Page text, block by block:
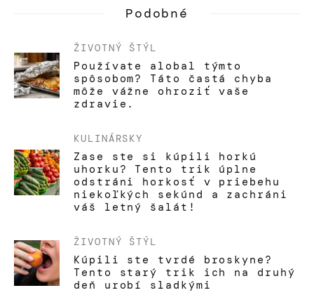
Podobné
ŽIVOTNÝ ŠTÝL
Používate alobal týmto
spôsobom? Táto častá chyba
môže vážne ohroziť vaše
zdravie.
KULINÁRSKY
Zase ste si kúpili horkú
uhorku? Tento trik úplne
odstráni horkosť v priebehu
niekoľkých sekúnd a zachráni
váš letný šalát!
ŽIVOTNÝ ŠTÝL
Kúpili ste tvrdé broskyne?
Tento starý trik ich na druhý
deň urobí sladkými